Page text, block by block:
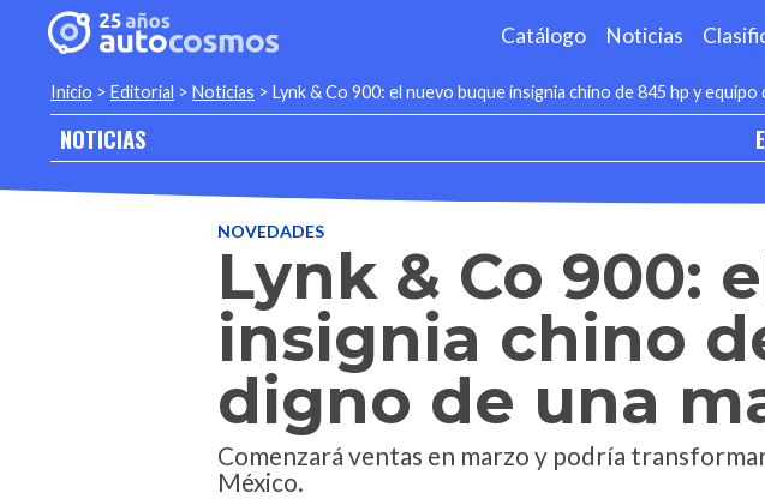
Catálogo Noticias
Inicio > Editorial > Noticias > Lynk & Co 900: el nuevo buque insignia chino de 845 hp y equipo
NOTICIAS
NOVEDADES
Lynk & Co 900:
insignia chino
digno de una
Comenzará ventas en marzo y podría
México.